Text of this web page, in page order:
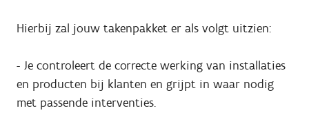
Hierbij zal jouw takenpakket er als volgt uitzien:
- Je controleert de correcte werking van installaties
en producten bij klanten en grijpt in waar nodig
met passende interventies.